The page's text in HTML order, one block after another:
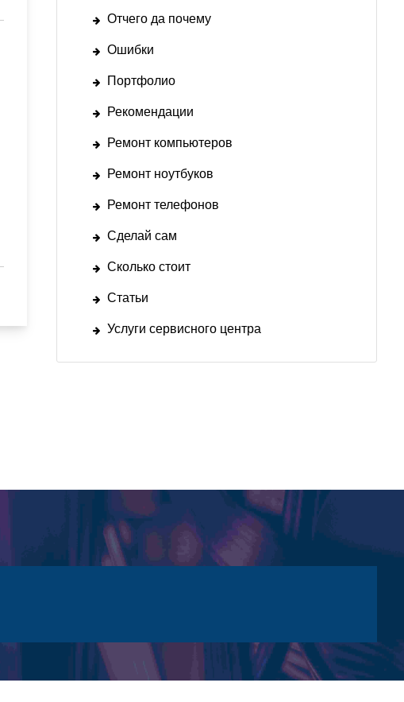
Отчего да почему
Ошибки
Портфолио
Рекомендации
Ремонт компьютеров
Ремонт ноутбуков
Ремонт телефонов
Сделай сам
Сколько стоит
Статьи
Услуги сервисного центра